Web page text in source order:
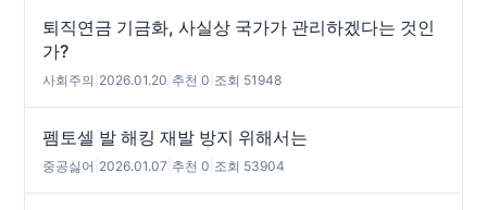
퇴직연금 기금화, 사실상 국가가 관리하겠다는 것인
가?
사회주의 2026.01.20 추천 0 조회 51948
펨토셀 발 해킹 재발 방지 위해서는
중공싫어 2026.01.07 추천 0 조회 53904